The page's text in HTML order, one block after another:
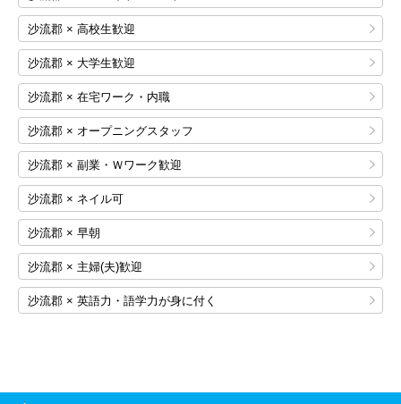
沙流郡 × 高校生歓迎
沙流郡 × 大学生歓迎
沙流郡 × 在宅ワーク・内職
沙流郡 × オープニングスタッフ
沙流郡 × 副業・Ｗワーク歓迎
沙流郡 × ネイル可
沙流郡 × 早朝
沙流郡 × 主婦(夫)歓迎
沙流郡 × 英語力・語学力が身に付く